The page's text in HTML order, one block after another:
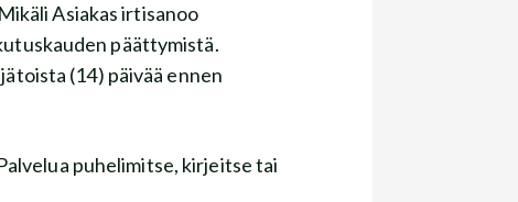
Asiakas irtisanoo
päättymistä.
(14) päivää ennen
puhelimitse, kirjeitse tai